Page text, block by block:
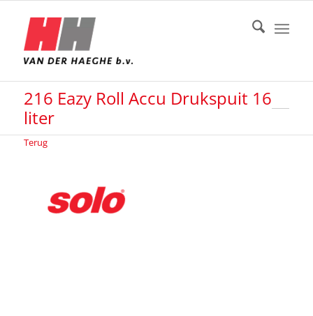
216 Eazy Roll Accu Drukspuit 16
liter
Terug